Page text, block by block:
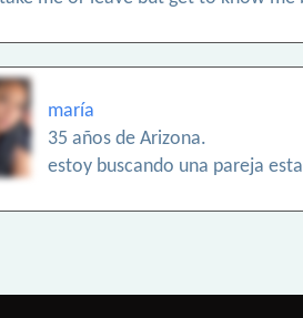
maría
35 años de Arizona.
estoy buscando una pareja